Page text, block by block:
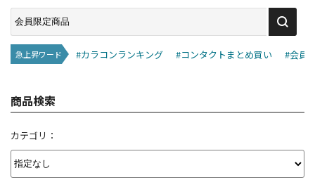
急上昇ワード #カラコンランキング #コンタクトまとめ買い #会員
商品検索
カテゴリ：